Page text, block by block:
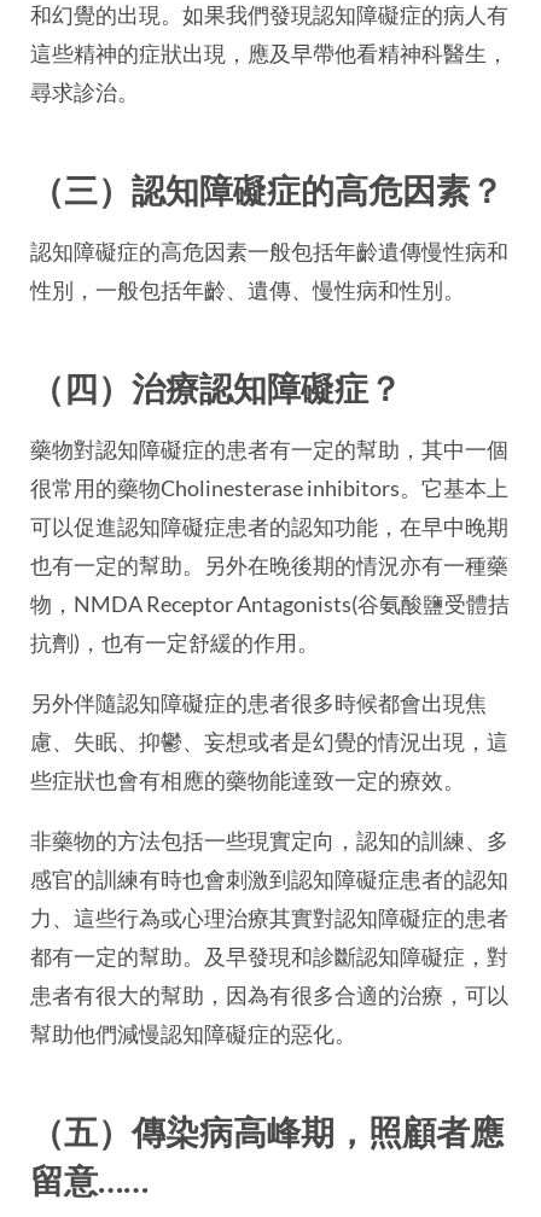
和幻覺的出現。如果我們發現認知障礙症的病人有
這些精神的症狀出現，應及早帶他看精神科醫生，
尋求診治。
（三）認知障礙症的高危因素？
認知障礙症的高危因素一般包括年齡遺傳慢性病和
性別，一般包括年齡、遺傳、慢性病和性別。
（四）治療認知障礙症？
藥物對認知障礙症的患者有一定的幫助，其中一個
很常用的藥物Cholinesterase inhibitors。它基本上
可以促進認知障礙症患者的認知功能，在早中晚期
也有一定的幫助。另外在晚後期的情況亦有一種藥
物，NMDA Receptor Antagonists(谷氨酸鹽受體拮
抗劑)，也有一定舒緩的作用。
另外伴隨認知障礙症的患者很多時候都會出現焦
慮、失眠、抑鬱、妄想或者是幻覺的情況出現，這
些症狀也會有相應的藥物能達致一定的療效。
非藥物的方法包括一些現實定向，認知的訓練、多
感官的訓練有時也會刺激到認知障礙症患者的認知
力、這些行為或心理治療其實對認知障礙症的患者
都有一定的幫助。及早發現和診斷認知障礙症，對
患者有很大的幫助，因為有很多合適的治療，可以
幫助他們減慢認知障礙症的惡化。
（五）傳染病高峰期，照顧者應
留意……